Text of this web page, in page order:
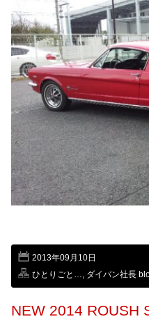
2013年09月10日
ひとりごと…
ダイバン社長
NEW 2014